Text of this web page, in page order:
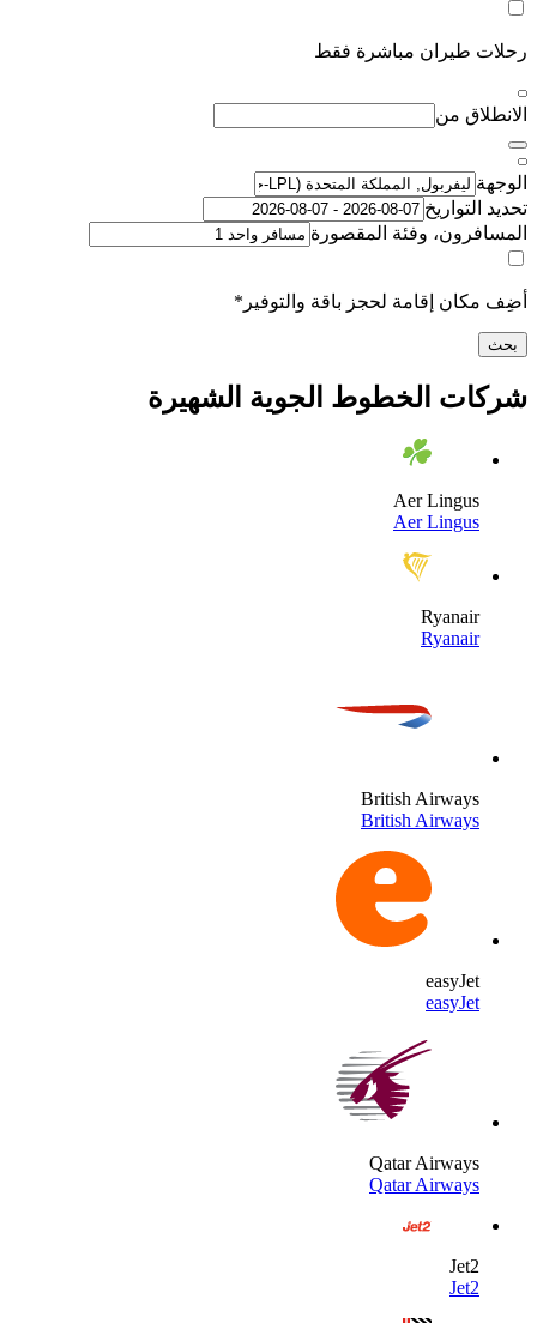
طيران مباشرة فقط
من
وفئة المقصورة
إقامة لحجز باقة والتوفير*
الخطوط الجوية الشهيرة
Aer
Aer
British
British
Qatar
Qatar